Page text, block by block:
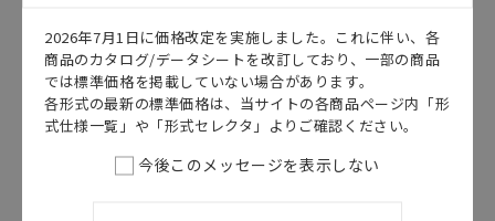
商品に接続される推奨機器等、現在では入手困難なも
のもそのまま記載しています。・誤字、脱字が含まれ
ている可能性がありますがご容赦ください。
記載されているサービス内容や連絡先等は作成当時の
があります。改めて当サイトの掲載内容をご確認のう
2026年7月1日に価格改定を実施しました。これに伴い、各
商品のカタログ/データシートを改訂しており、一部の商品
では標準価格を掲載していない場合があります。
各形式の最新の標準価格は、当サイトの各商品ページ内「形
式仕様一覧」や「形式セレクタ」よりご確認ください。
今後このメッセージを表示しない